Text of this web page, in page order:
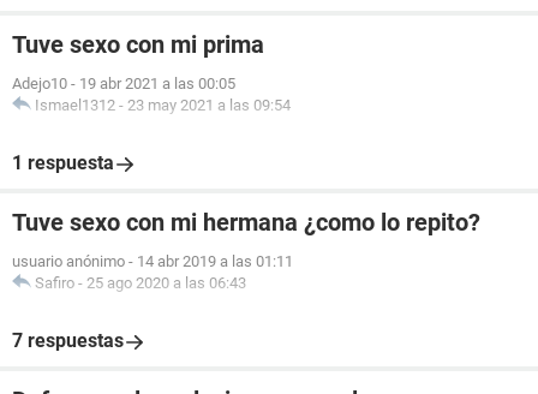
Tuve sexo con mi prima
Adejo10 - 19 abr 2021 a las 00:05
Ismael1312 - 23 may 2021 a las 09:54
1 respuesta
Tuve sexo con mi hermana ¿como lo repito?
usuario anónimo - 14 abr 2019 a las 01:11
Safiro - 25 ago 2020 a las 06:43
7 respuestas